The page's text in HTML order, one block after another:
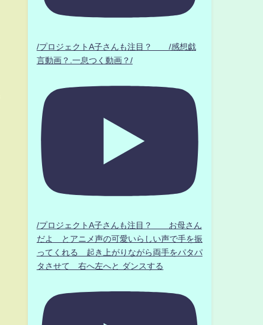
/プロジェクトA子さんも注目？ /感想戯
言動画？.一息つく動画？/
/プロジェクトA子さんも注目？ お母さん
だよ とアニメ声の可愛いらしい声で手を振
ってくれる 起き上がりながら両手をパタパ
タさせて 右へ左へと ダンスする